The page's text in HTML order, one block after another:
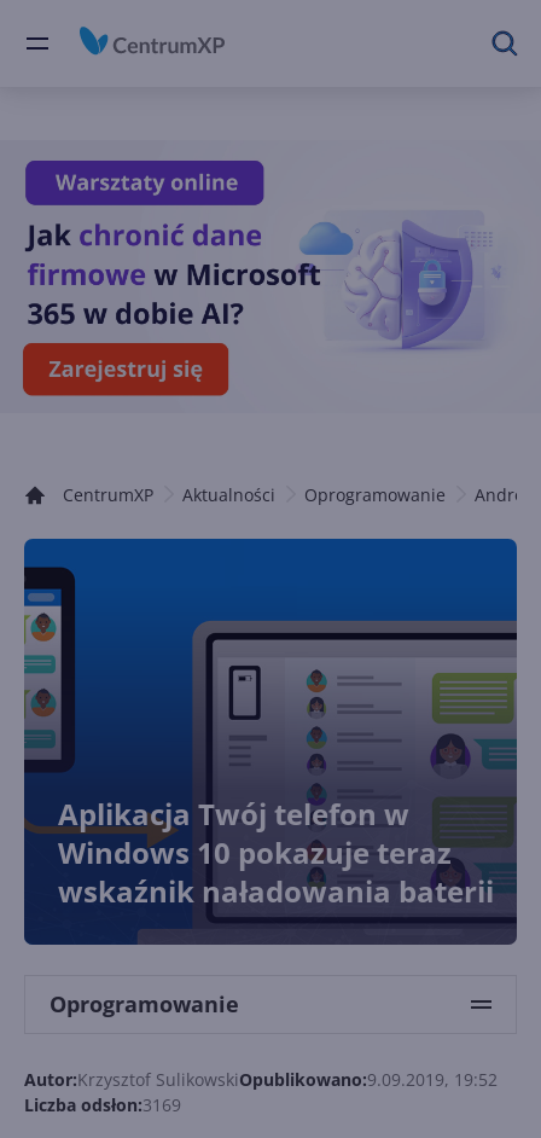
CentrumXP Aktualności Oprogramowanie Android
Aplikacja Twój telefon w
Windows 10 pokazuje teraz
wskaźnik naładowania baterii
Oprogramowanie
Autor:Krzysztof SulikowskiOpublikowano:9.09.2019, 19:52
Liczba odsłon:3169